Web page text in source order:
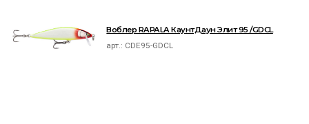
Воблер RAPALA КаунтДаун Элит 95 /GDCL
арт.: CDE95-GDCL